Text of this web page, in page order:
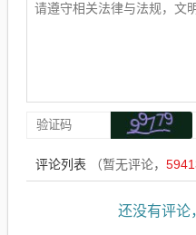
评论列表 （暂无评论，
还没有评论